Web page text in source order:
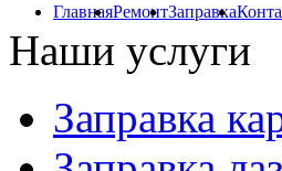
ГлавнаяРемонтЗаправка
Наши услуги
Заправка